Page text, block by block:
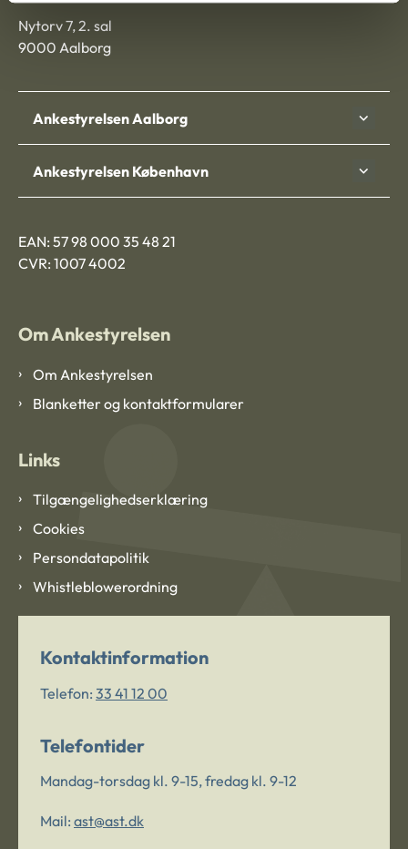
Nytorv 7, 2. sal
9000 Aalborg
Ankestyrelsen Aalborg
Ankestyrelsen København
EAN: 57 98 000 35 48 21
CVR: 1007 4002
Om Ankestyrelsen
Om Ankestyrelsen
Blanketter og kontaktformularer
Links
Tilgængelighedserklæring
Cookies
Persondatapolitik
Whistleblowerordning
Kontaktinformation
Telefon: 33 41 12 00
Telefontider
Mandag-torsdag kl. 9-15, fredag kl. 9-12
Mail: ast@ast.dk